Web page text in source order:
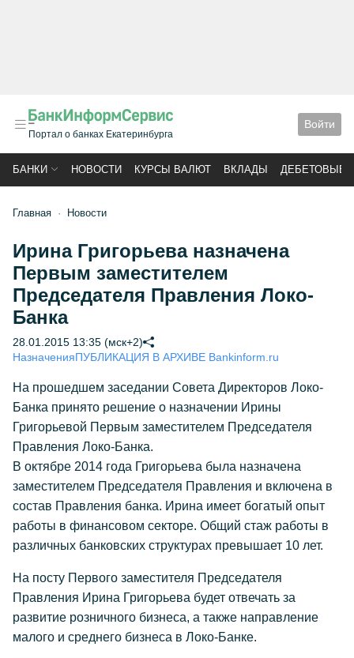
Портал о банках Екатеринбурга
Войти
БАНКИ НОВОСТИ КУРСЫ ВАЛЮТ ВКЛАДЫ ДЕБЕТОВЫЕ
Главная Новости
Ирина Григорьева назначена
Первым заместителем
Председателя Правления Локо-
Банка
28.01.2015 13:35 (мск+2)
НазначенияПУБЛИКАЦИЯ В АРХИВЕ Bankinform.ru
На прошедшем заседании Совета Директоров Локо-
Банка принято решение о назначении Ирины
Григорьевой Первым заместителем Председателя
Правления Локо-Банка.
В октябре 2014 года Григорьева была назначена
заместителем Председателя Правления и включена в
состав Правления банка. Ирина имеет богатый опыт
работы в финансовом секторе. Общий стаж работы в
различных банковских структурах превышает 10 лет.
На посту Первого заместителя Председателя
Правления Ирина Григорьева будет отвечать за
развитие розничного бизнеса, а также направление
малого и среднего бизнеса в Локо-Банке.